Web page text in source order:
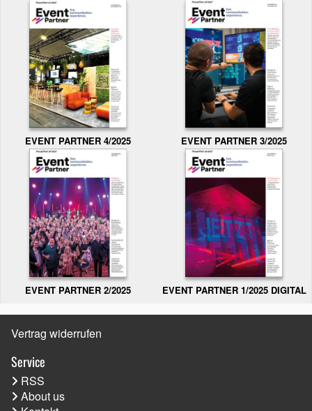
EVENT PARTNER 4/2025 EVENT PARTNER 3/2025
EVENT PARTNER 2/2025 EVENT PARTNER 1/2025 DIGITAL
Vertrag widerrufen
Service
RSS
About us